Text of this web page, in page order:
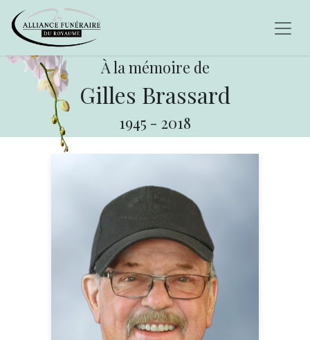
À la mémoire de
Gilles Brassard
1945 - 2018